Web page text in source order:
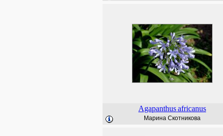
Agapanthusafricanus
Марина Скотникова